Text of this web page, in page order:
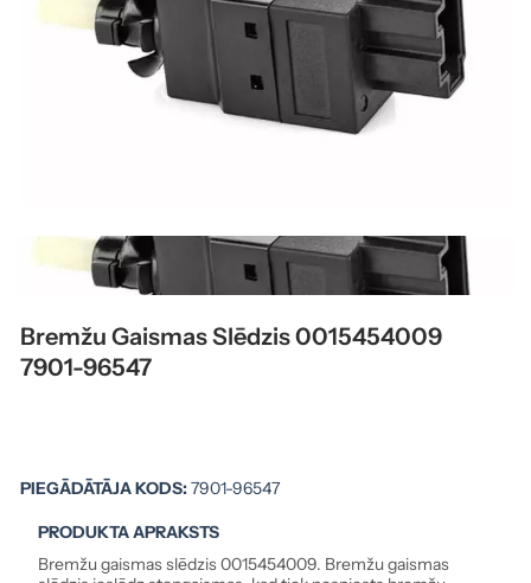
Bremžu Gaismas Slēdzis 0015454009
7901-96547
PIEGĀDĀTĀJA KODS:7901-96547
PRODUKTA APRAKSTS
Bremžu gaismas slēdzis 0015454009. Bremžu gaismas